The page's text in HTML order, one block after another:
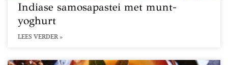
Indiase samosapastei met munt-
yoghurt
LEES VERDER »